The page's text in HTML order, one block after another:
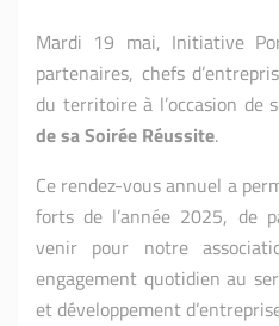
Mardi 19 mai, Initiative
partenaires, chefs
du territoire à l’occasion de
de sa Soirée Réussite.
Ce rendez-vous annuel a
forts de l’année 2025, de
venir pour notre
engagement quotidien au
et développement